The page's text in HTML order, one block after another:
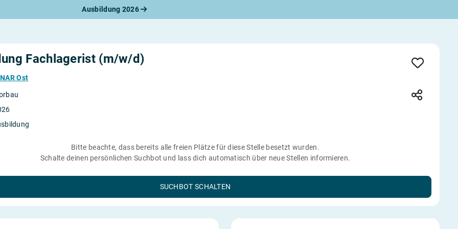
Ausbildung 2026
Bewerbung
Check
Fachlagerist (m/w/d)
Ost
Bitte beachte, dass bereits alle freien Plätze für diese Stelle besetzt wurden.
Schalte deinen persönlichen Suchbot und lass dich automatisch über neue Stellen informieren.
SUCHBOT SCHALTEN